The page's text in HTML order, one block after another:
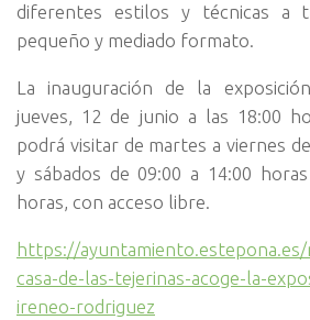
diferentes estilos y técnicas a
pequeño y mediado formato.
La inauguración de la
jueves, 12 de junio a las 18:00
podrá visitar de martes a viernes
y sábados de 09:00 a 14:00
horas, con acceso libre.
https://ayuntamiento.estepona.es/
casa-de-las-tejerinas-acoge-la-
ireneo-rodriguez